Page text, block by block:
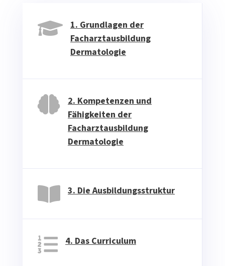

1. Grundlagen der
Facharztausbildung
Dermatologie

2. Kompetenzen und
Fähigkeiten der
Facharztausbildung
Dermatologie
 3. Die Ausbildungsstruktur
 4. Das Curriculum